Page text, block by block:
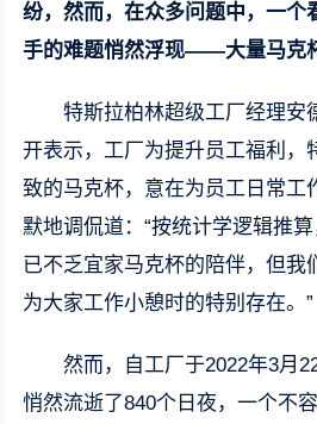
纷，然而，在众多问题中，一个
手的难题悄然浮现——大量马克
特斯拉柏林超级工厂经理安
开表示，工厂为提升员工福利，
致的马克杯，意在为员工日常工
默地调侃道：“按统计学逻辑推
已不乏宜家马克杯的陪伴，但我
为大家工作小憩时的特别存在。”
然而，自工厂于2022年3月
悄然流逝了840个日夜，一个不